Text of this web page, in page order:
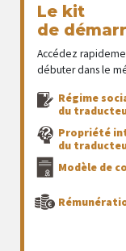
Le kit
de
Accédez
débuter dans le
Régime
du
Propriété
du
Modèle de